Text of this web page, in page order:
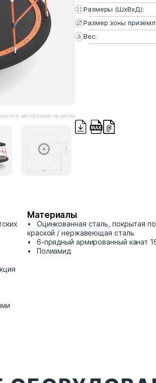
авторским правом
Размеры (ШхВхД):
Размер зоны
Вес:
Материалы
Оцинкованная сталь, покрытая
краской / нержавеющая сталь
6-прядный армированный канат
Полиамид